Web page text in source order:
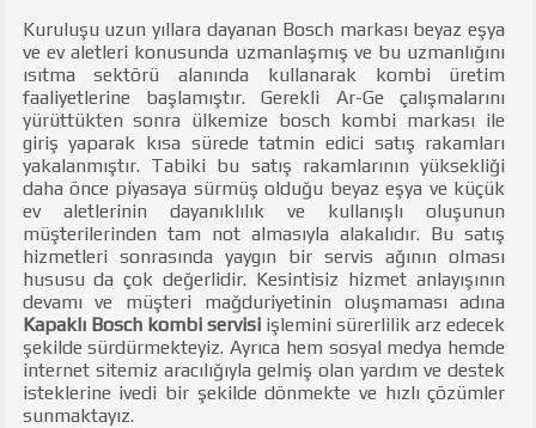
Kuruluşu uzun yıllara dayanan Bosch markası beyaz eşya
ve ev aletleri konusunda uzmanlaşmış ve bu uzmanlığını
ısıtma sektörü alanında kullanarak kombi üretim
faaliyetlerine başlamıştır. Gerekli Ar-Ge çalışmalarını
yürüttükten sonra ülkemize bosch kombi markası ile
giriş yaparak kısa sürede tatmin edici satış rakamları
yakalanmıştır. Tabiki bu satış rakamlarının yüksekliği
daha önce piyasaya sürmüş olduğu beyaz eşya ve küçük
ev aletlerinin dayanıklılık ve kullanışlı oluşunun
müşterilerinden tam not almasıyla alakalıdır. Bu satış
hizmetleri sonrasında yaygın bir servis ağının olması
hususu da çok değerlidir. Kesintisiz hizmet anlayışının
devamı ve müşteri mağduriyetinin oluşmaması adına
Kapaklı Bosch kombi servisiişlemini sürerlilik arz edecek
şekilde sürdürmekteyiz. Ayrıca hem sosyal medya hemde
internet sitemiz aracılığıyla gelmiş olan yardım ve destek
isteklerine ivedi bir şekilde dönmekte ve hızlı çözümler
sunmaktayız.